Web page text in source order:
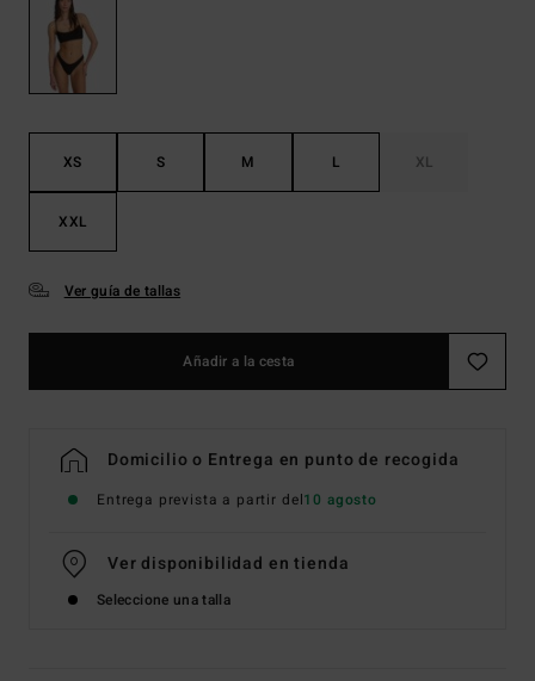
XS S M L XL
XXL
Ver guía de tallas
Añadir a la cesta
Domicilio o Entrega en punto de recogida
Entrega prevista a partir del10 agosto
Ver disponibilidad en tienda
Seleccione una talla